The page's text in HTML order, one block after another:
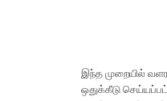
இந்த முறையில்
ஒதுக்கீடு